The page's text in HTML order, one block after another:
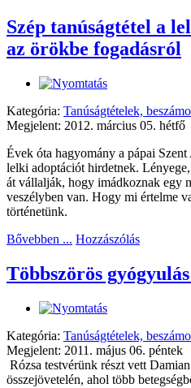
Szép tanúságtétel a
az örökbe fogadásról
Kategória: Tanúságtételek,
Megjelent: 2012. március 05. hétfő
Évek óta hagyomány a pápai
lelki adoptációt hirdetnek.
át vállalják, hogy imádkoznak egy
veszélyben van. Hogy mi értelme
történetünk.
Bővebben ... Hozzászólás
Többszörös
Kategória: Tanúságtételek,
Megjelent: 2011. május 06. péntek
Rózsa testvérünk részt vett
összejövetelén, ahol több